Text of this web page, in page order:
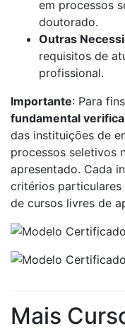
em processos
doutorado.
Outras
requisitos de
profissional.
Importante: Para
fundamental
das instituições de
processos seletivos
apresentado. Cada
critérios
de cursos livres de
Mais